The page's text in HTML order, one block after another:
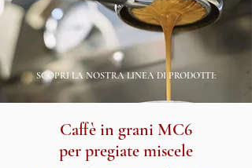
SCOPRI LA NOSTRA LINEA DI PRODOTTI:
Caffè in grani MC6
per pregiate miscele